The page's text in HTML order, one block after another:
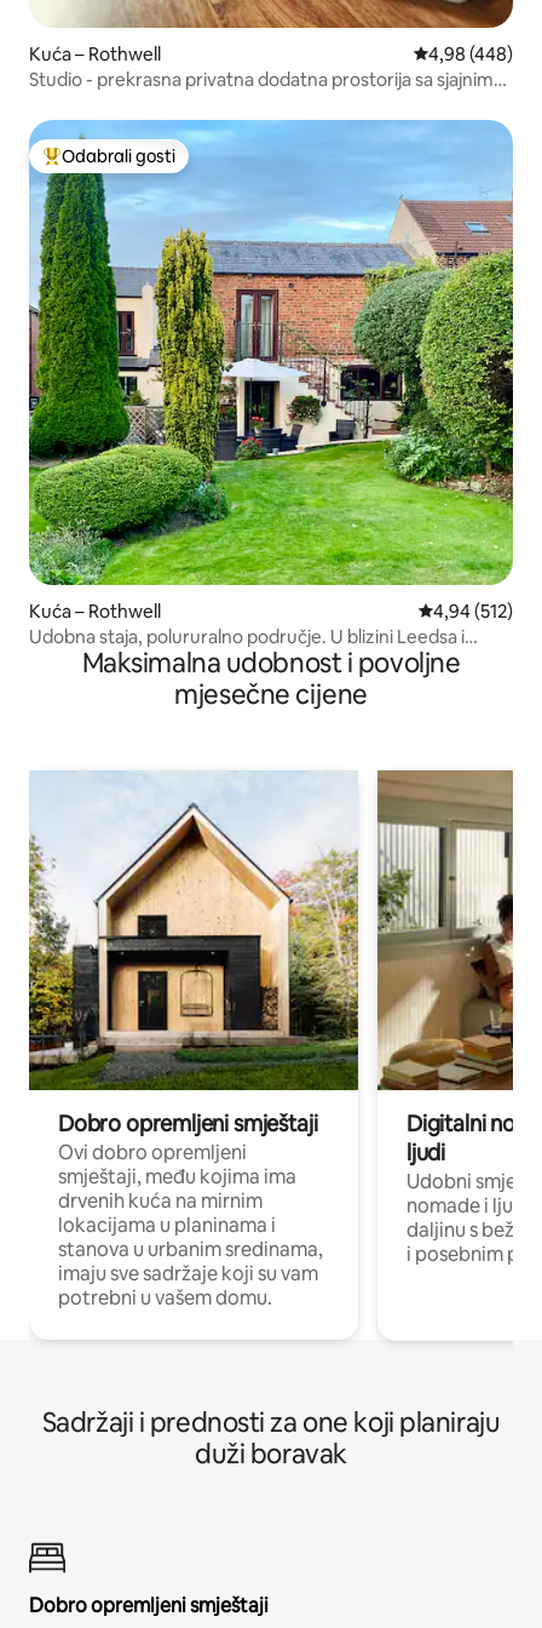
Kuća – Rothwell Prosječna
4,98 (448)
Studio - prekrasna privatna dodatna prostorija sa sjajnim
Među najviše rangiranima s oznakom „Odabrali gosti”
Odabrali gosti
Kuća – Rothwell Prosječna
4,94 (512)
Udobna staja, polururalno područje. U blizini Leedsa i
WakefieldaMaksimalna udobnost i povoljne
mjesečne cijene
Dobro opremljeni smještaji
Ovi dobro opremljeni
smještaji, među kojima ima
drvenih kuća na mirnim
lokacijama u planinama i
stanova u urbanim sredinama,
imaju sve sadržaje koji su vam
potrebni u vašem domu.
Digitalni
ljudi
Udobni
nomade i ljude
daljinu s
i posebnim
Sadržaji i prednosti za one koji planiraju
duži boravak
Dobro opremljeni smještaji